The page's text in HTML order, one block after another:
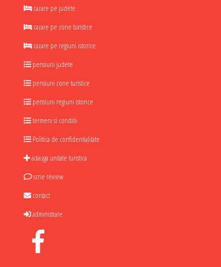
cazare pe judete
cazare pe zone turistice
cazare pe regiuni istorice
pensiuni judete
pensiuni zone turistice
pensiuni regiuni istorice
termeni si conditii
Politica de confidentialitate
adauga unitate turistica
scrie review
contact
administrare